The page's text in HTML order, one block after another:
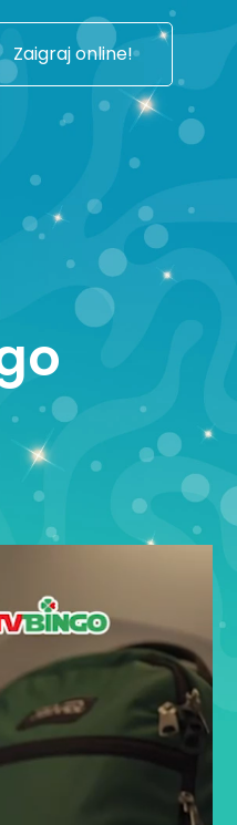
Zaigraj online!